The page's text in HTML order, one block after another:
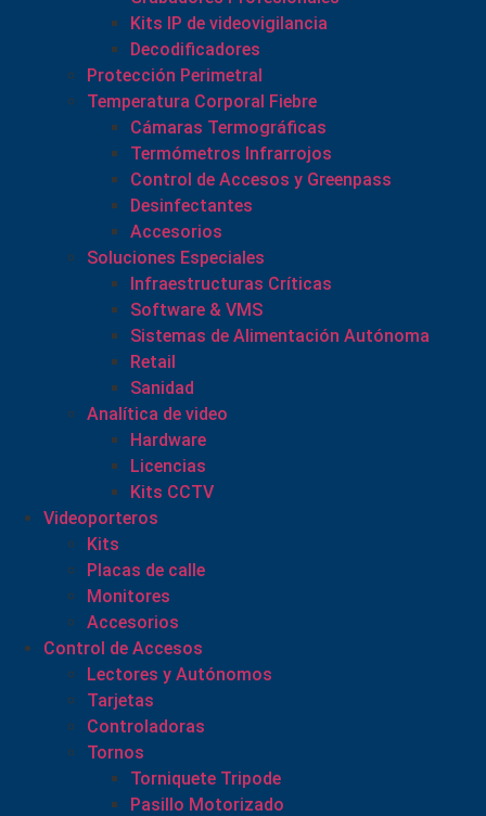
Kits IP de videovigilancia
Decodificadores
Protección Perimetral
Temperatura Corporal Fiebre
Cámaras Termográficas
Termómetros Infrarrojos
Control de Accesos y Greenpass
Desinfectantes
Accesorios
Soluciones Especiales
Infraestructuras Críticas
Software & VMS
Sistemas de Alimentación Autónoma
Retail
Sanidad
Analítica de video
Hardware
Licencias
Kits CCTV
Videoporteros
Kits
Placas de calle
Monitores
Accesorios
Control de Accesos
Lectores y Autónomos
Tarjetas
Controladoras
Tornos
Torniquete Tripode
Pasillo Motorizado